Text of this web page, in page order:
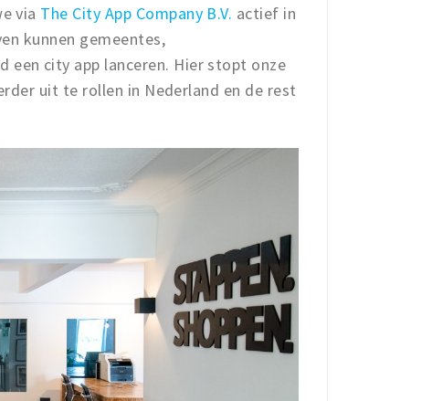
via The City App Company B.V. actief in
kunnen gemeentes,
een city app lanceren. Hier stopt onze
uit te rollen in Nederland en de rest